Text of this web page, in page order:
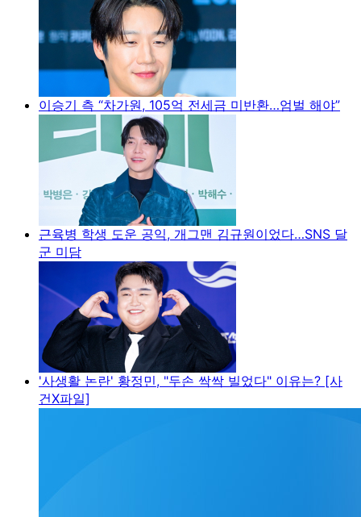
이승기 측 “차가원, 105억 전세금 미반환…엄벌 해야”
근육병 학생 도운 공익, 개그맨 김규원이었다…SNS 달
군 미담
'사생활 논란' 황정민, "두손 싹싹 빌었다" 이유는? [사
건X파일]